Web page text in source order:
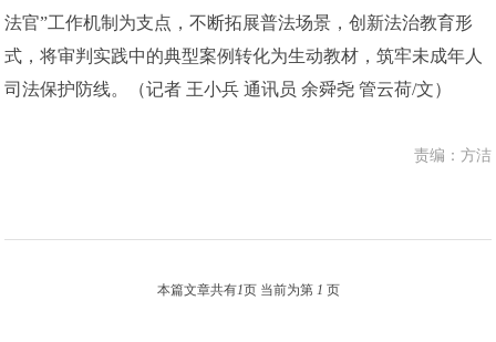
法官”工作机制为支点，不断拓展普法场景，创新法治教育形
式，将审判实践中的典型案例转化为生动教材，筑牢未成年人
司法保护防线。（记者 王小兵 通讯员 余舜尧 管云荷/文）
责编：方洁
本篇文章共有1页 当前为第 1 页